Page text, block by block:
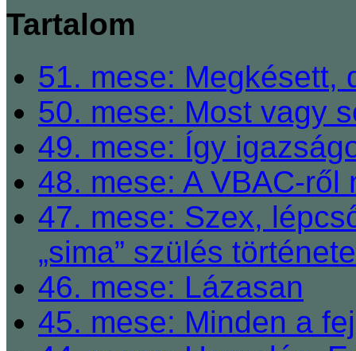
Tartalom
51. mese: Megkésett,
50. mese: Most vagy
49. mese: Így
48. mese: A VBAC-
47. mese: Szex,
„sima” szülés
46. mese: Lázasan
45. mese: Minden a